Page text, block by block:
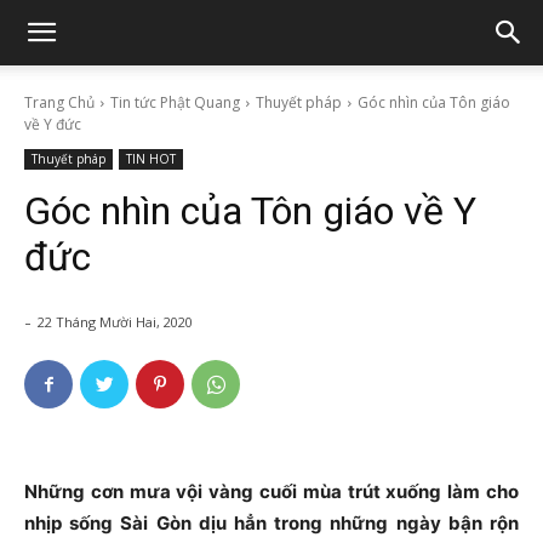
Trang Chủ Tin tức Phật Quang Thuyết pháp
Góc nhìn của Tôn giáo
về Y đức
Thuyết pháp TIN HOT
Góc nhìn của Tôn giáo về Y
đức
- 22 Tháng Mười Hai, 2020
Những cơn mưa vội vàng cuối mùa trút xuống làm cho
nhịp sống Sài Gòn dịu hẳn trong những ngày bận rộn